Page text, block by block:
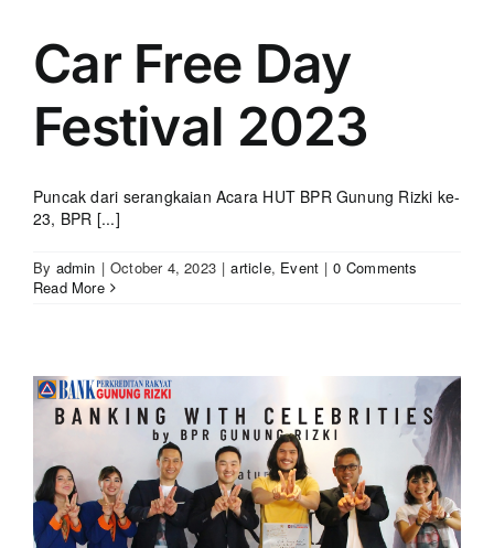
Car Free Day
Festival 2023
Puncak dari serangkaian Acara HUT BPR Gunung Rizki ke-
23, BPR [...]
By admin | October 4, 2023 | article, Event | 0 Comments
Read More